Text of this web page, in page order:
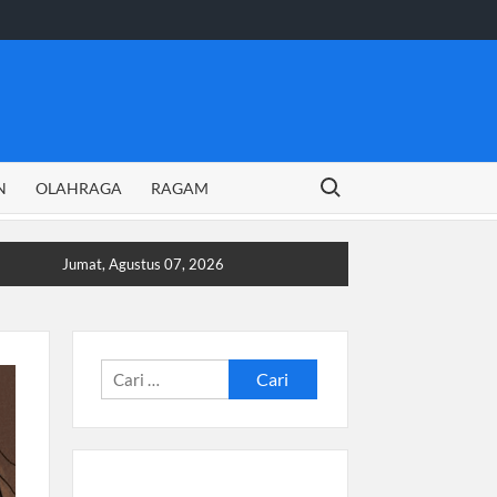
OLAHRAGA RAGAM
Search for:
Jumat, Agustus 07, 2026
Cari
untuk: